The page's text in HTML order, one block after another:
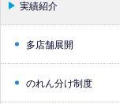
実績紹介
多店舗展開
のれん分け制度